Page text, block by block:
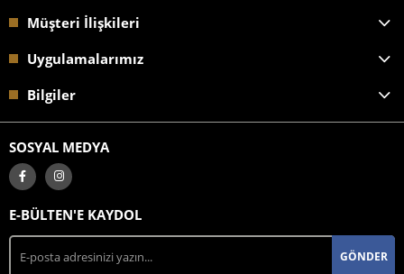
Müşteri İlişkileri
Uygulamalarımız
Bilgiler
SOSYAL MEDYA
E-BÜLTEN'E KAYDOL
GÖNDER